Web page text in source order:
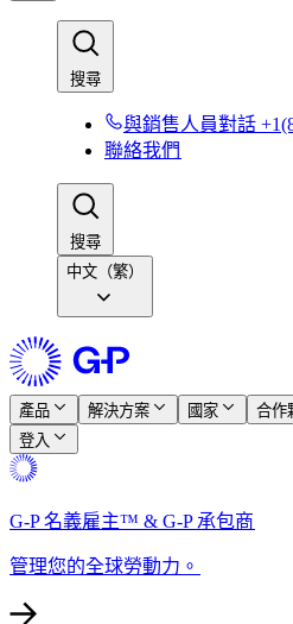
搜尋​​
與銷售人員對話
聯絡我們​​
搜尋​​
中文（繁）
產品​​ 解決方案​​ 國家​​ 合作
登入​​
G-P 名義雇主™ & G-P 承包商​​
管理您的全球勞動力。​​